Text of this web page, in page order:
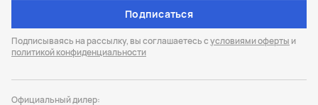
Подписаться
Подписываясь на рассылку, вы соглашаетесь сусловиями оферты и
политикой конфиденциальности
Официальный дилер: